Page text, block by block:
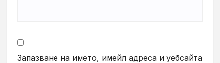
Запазване на името, имейл адреса и уебсайта